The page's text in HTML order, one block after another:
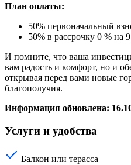
План оплаты:
50% первоначальный
50% в рассрочку 0 % на
И помните, что ваша
вам радость и комфорт, но и
открывая перед вами новые
благополучия.
Информация обновлена:
Услуги и удобства
Балкон или терасса